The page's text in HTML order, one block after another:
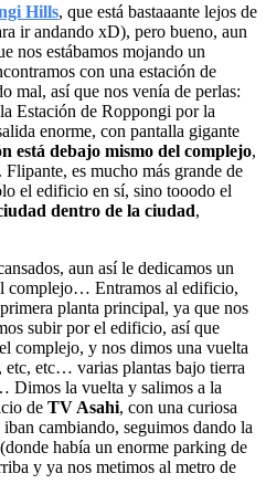
Hills, que está bastaaante lejos de
ir andando xD), pero bueno, aun
nos estábamos mojando un
con una estación de
mal, así que nos venía de perlas:
Estación de Roppongi por la
enorme, con pantalla gigante
está debajo mismo del complejo,
es mucho más grande de
el edificio en sí, sino tooodo el
dentro de la ciudad,
aun así le dedicamos un
complejo… Entramos al edificio,
planta principal, ya que nos
subir por el edificio, así que
complejo, y nos dimos una vuelta
etc, etc… varias plantas bajo tierra
la vuelta y salimos a la
de TV Asahi, con una curiosa
cambiando, seguimos dando la
había un enorme parking de
y ya nos metimos al metro de